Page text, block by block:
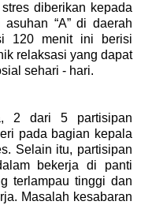
diberikan kepada
“A” di daerah
120 menit ini berisi
relaksasi yang dapat
sehari - hari.
2 dari 5 partisipan
pada bagian kepala
Selain itu, partisipan
bekerja di panti
terlampau tinggi dan
Masalah kesabaran